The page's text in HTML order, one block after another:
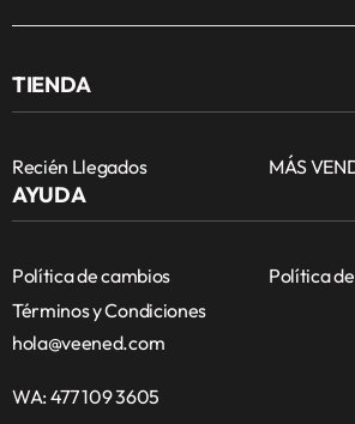
TIENDA
Recién Llegados MÁS
AYUDA
Política de cambios
Política
Términos y Condiciones
hola@veened.com
WA: 477 109 3605